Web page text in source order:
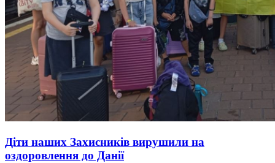
Діти наших Захисників вирушили на
оздоровлення до Данії